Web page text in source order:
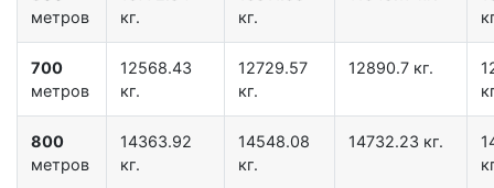
метров
кг.
кг.
700
метров
12568.43
кг.
12729.57
кг.
12890.7 кг.
800
метров
14363.92
кг.
14548.08
кг.
14732.23 кг.